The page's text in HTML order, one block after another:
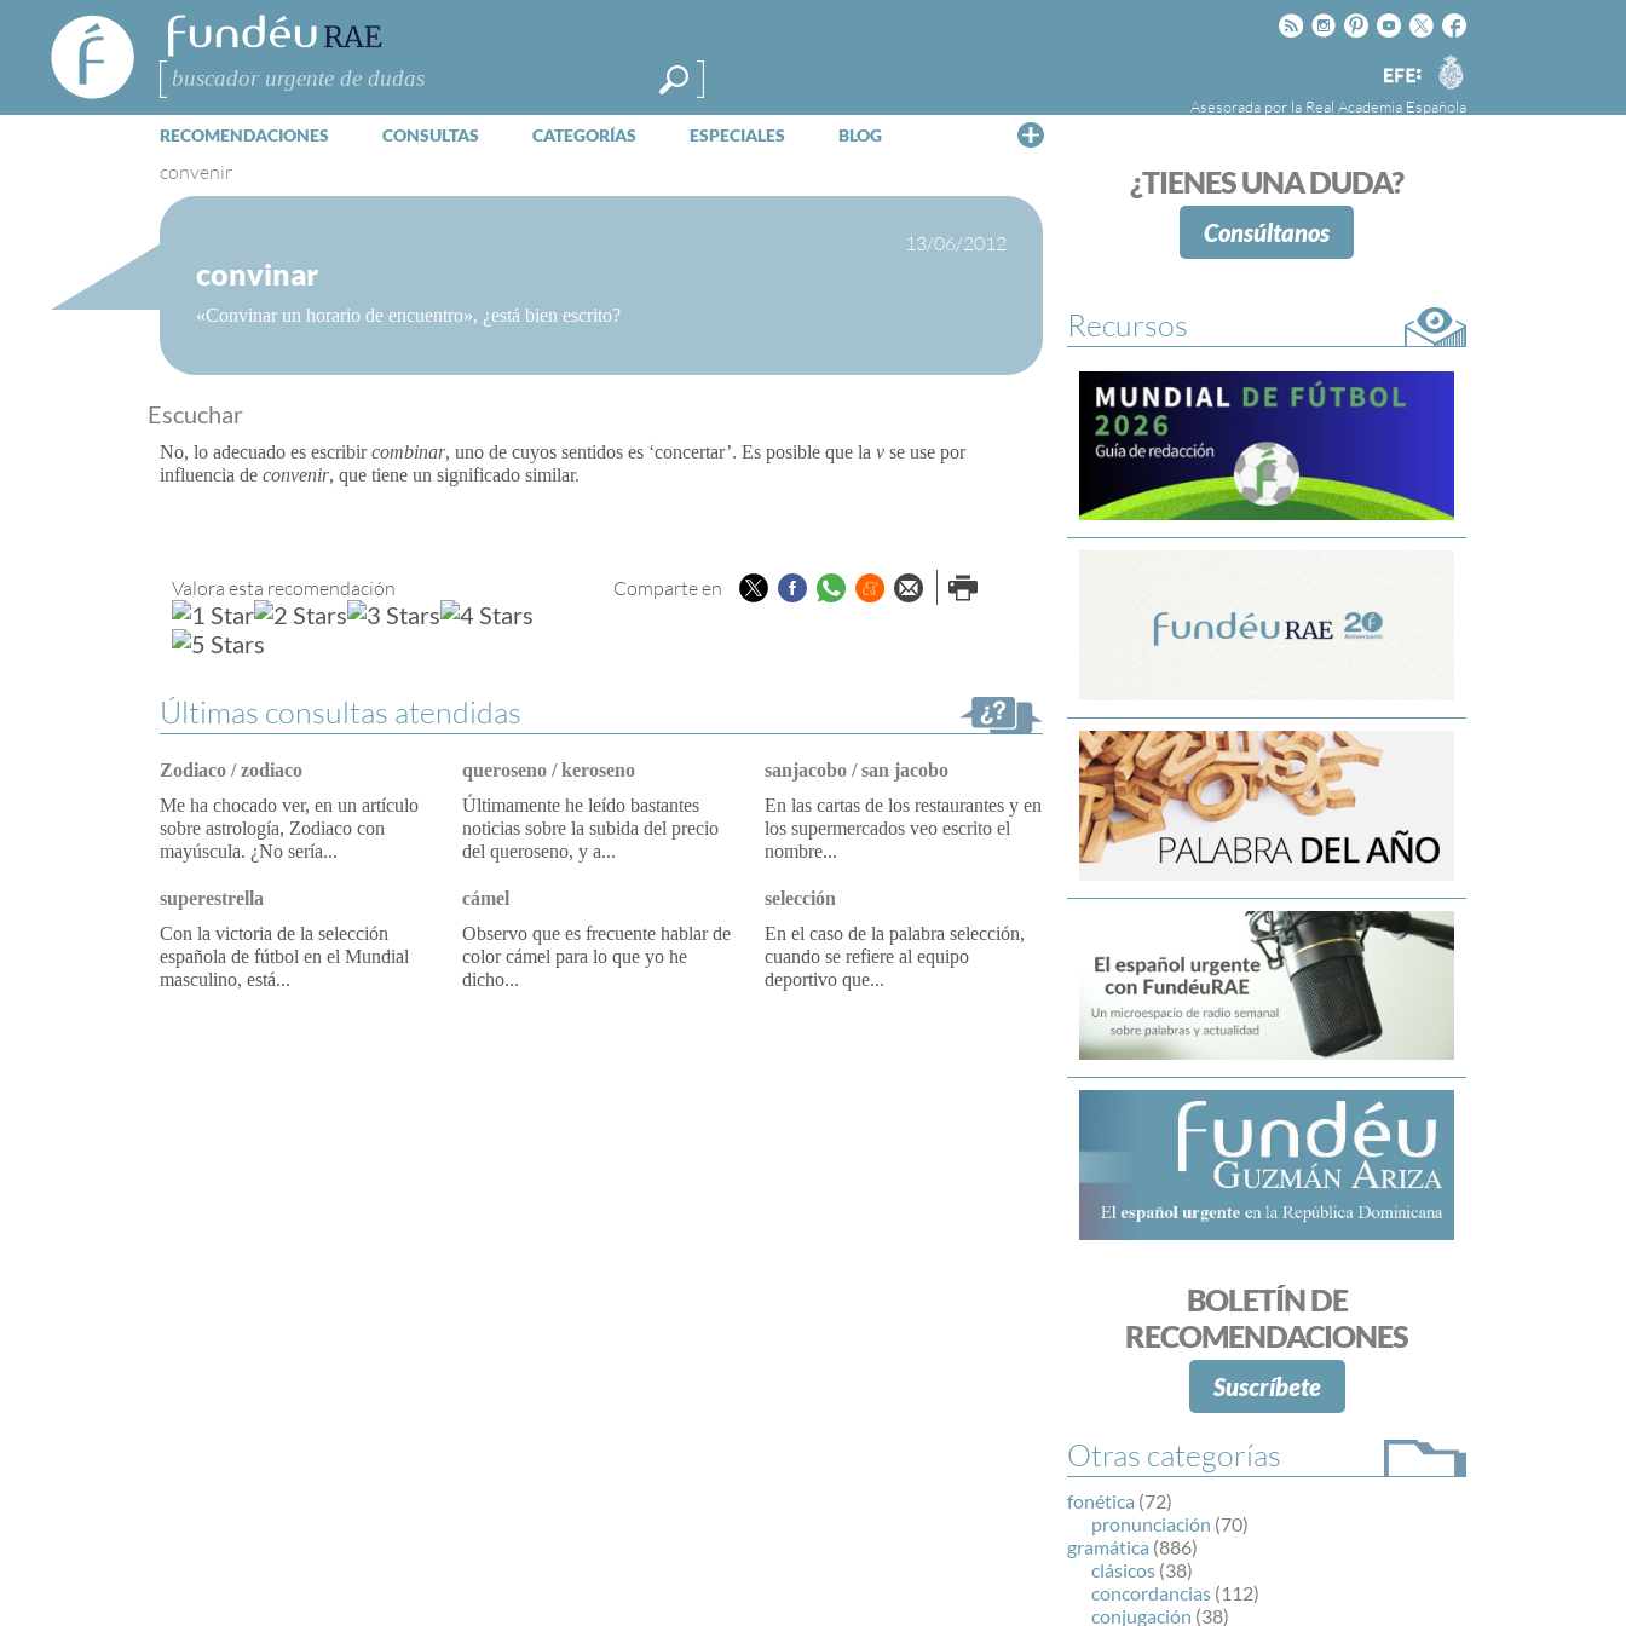
FundéuRAE
- Fundación
del Español
Urgente
Buscar
Facebook
Twitter
Youtube
Pinteres
Instagram
Rss
Agencia
EFE
Asesorada por la Real Academia Española
RECOMENDACIONES CONSULTAS CATEGORÍAS ESPECIALES BLOG
FundéuRAE es una fundación patrocinada por
la Agencia Efe y la Real Academia Española,
cuyo objetivo es colaborar con el buen uso del
¿TIENES UNA DUDA?
Consúltanos
convenir
13/06/2012
convinar
«Convinar un horario de encuentro», ¿está bien escrito?
Escuchar
No, lo adecuado es escribircombinar, uno de cuyos sentidos es ‘concertar’. Es posible que la v se use por
influencia de convenir, que tiene un significado similar.
Valora esta recomendación Comparte en TwitterFacebook
Whatsapp
Menéame
Enviar porImprimir
Últimas consultas atendidas
Zodiaco / zodiaco
Me ha chocado ver, en un artículo
sobre astrología, Zodiaco con
mayúscula. ¿No sería...
queroseno / keroseno
Últimamente he leído bastantes
noticias sobre la subida del precio
del queroseno, y a...
sanjacobo / san jacobo
En las cartas de los restaurantes y en
los supermercados veo escrito el
nombre...
superestrella
Con la victoria de la selección
española de fútbol en el Mundial
masculino, está...
cámel
Observo que es frecuente hablar de
color cámel para lo que yo he
dicho...
selección
En el caso de la palabra selección,
cuando se refiere al equipo
deportivo que...
Recursos
BOLETÍN DE
RECOMENDACIONES
Suscríbete
Otras categorías
fonética (72)
pronunciación (70)
gramática (886)
clásicos (38)
concordancias (112)
conjugación (38)